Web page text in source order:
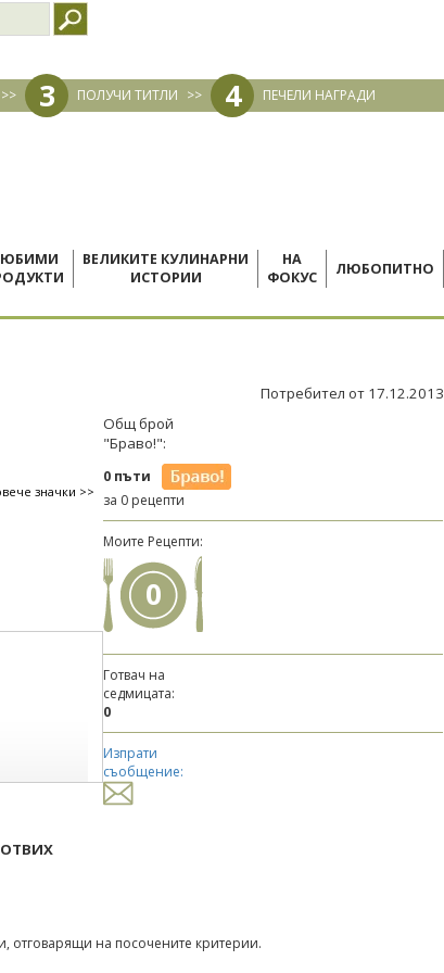
>> 3 ПОЛУЧИ ТИТЛИ >> 4 ПЕЧЕЛИ НАГРАДИ
ВЕЛИКИТЕ КУЛИНАРНИ
ИСТОРИИ
НА
ФОКУС
ЛЮБОПИТНО
Потребител от 17.12.2013
значки >>
Общ брой
"Браво!":
0 пъти
за 0 рецепти
Моите Рецепти:
0
Готвач на
седмицата:
0
Изпрати
съобщение:
отговарящи на посочените критерии.